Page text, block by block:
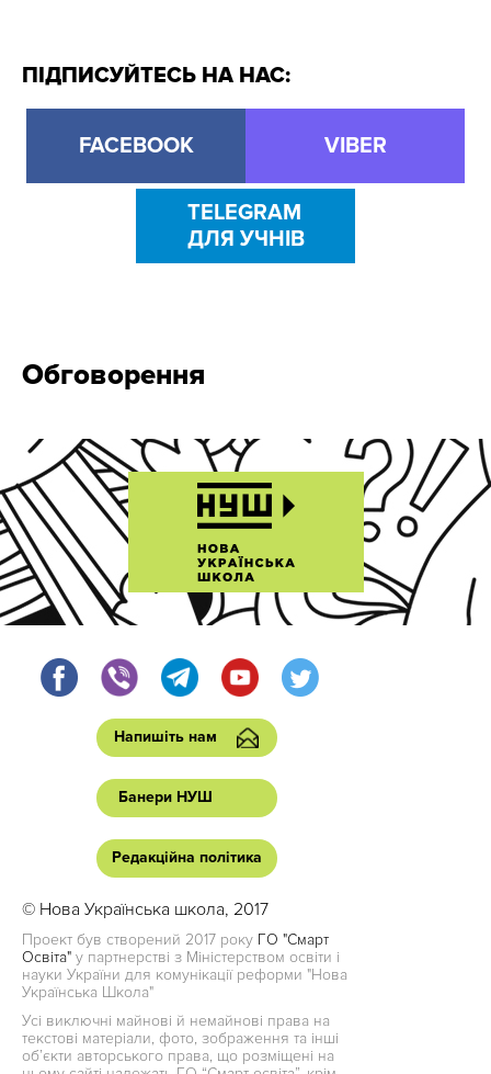
ПІДПИСУЙТЕСЬ НА НАС:
FACEBOOK VIBER
TELEGRAM
ДЛЯ УЧНІВ
Обговорення
Напишіть нам
Банери НУШ
Редакційна політика
© Нова Українська школа, 2017
Проект був створений 2017 року ГО "Смарт
Освіта" у партнерстві з Міністерством освіти і
науки України для комунікації реформи "Нова
Українська Школа"
Усі виключні майнові й немайнові права на
текстові матеріали, фото, зображення та інші
об’єкти авторського права, що розміщені на